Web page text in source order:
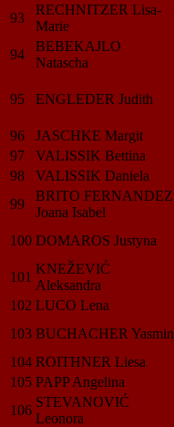
93
RECHNITZER Lisa-
Marie
94
BEBEKAJLO
Natascha
95 ENGLEDER Judith
96 JASCHKE Margit
97
VALISSIK Bettina
98
VALISSIK Daniela
99
BRITO FERNANDEZ
Joana Isabel
100 DOMAROS Justyna
101
KNEŽEVIĆ
Aleksandra
102 LUCO Lena
103 BUCHACHER Yasmin
104 ROITHNER Liesa
105 PAPP Angelina
106
STEVANOVIĆ
Leonora